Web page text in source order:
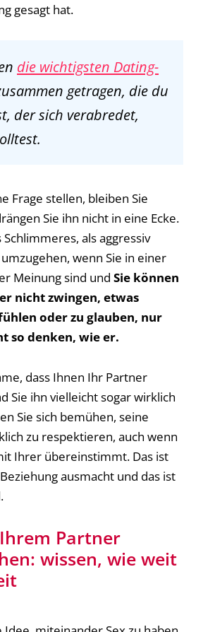
gesagt hat.
die wichtigsten Dating-
getragen, die du
der sich verabredet,
Frage stellen, bleiben Sie
Sie ihn nicht in eine Ecke.
Schlimmeres, als aggressiv
wenn Sie in einer
Meinung sind und Sie können
nicht zwingen, etwas
oder zu glauben, nur
so denken, wie er.
dass Ihnen Ihr Partner
Sie ihn vielleicht sogar wirklich
Sie sich bemühen, seine
zu respektieren, auch wenn
Ihrer übereinstimmt. Das ist
ausmacht und das ist
Partner
wissen, wie weit